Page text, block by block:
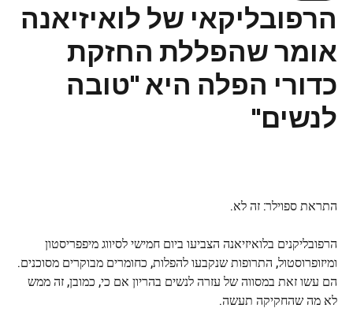
הרפובליקאי של לואיזיאנה
אומר שהפללת החזקת
כדורי הפלה היא "טובה
לנשים"
התראת ספוילר: זה לא.
הרפובליקנים בלואיזיאנה הצביעו ביום חמישי לסיווג מיפפריסטון
ומיזופרוסטול, התרופות שנקבעו להפלות, כחומרים מבוקרים מסוכנים.
הם עשו זאת במסווה של עזרה לנשים בהריון אם כי, כמובן, זה ממש
לא מה שהחקיקה תעשה.